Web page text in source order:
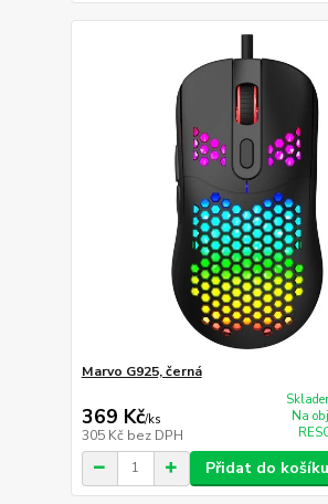
Marvo G925, černá
369 Kč/ks
305 Kč bez DPH
Na
Přidat do košíku